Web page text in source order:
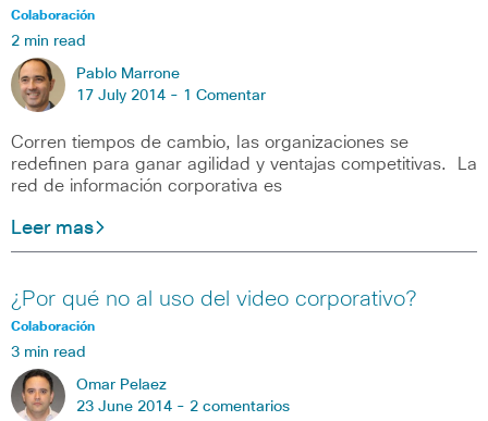
Colaboración
2 min read
Pablo Marrone
17 July 2014 - 1 Comentar
Corren tiempos de cambio, las organizaciones se
redefinen para ganar agilidad y ventajas competitivas. La
red de información corporativa es
Leer mas
¿Por qué no al uso del video corporativo?
Colaboración
3 min read
Omar Pelaez
23 June 2014 - 2 comentarios